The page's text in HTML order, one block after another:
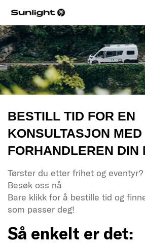
BESTILL TID FOR EN
KONSULTASJON MED
FORHANDLEREN DIN
Tørster du etter frihet og eventyr?
Besøk oss nå
Bare klikk for å bestille tid og
som passer deg!
Så enkelt er det: